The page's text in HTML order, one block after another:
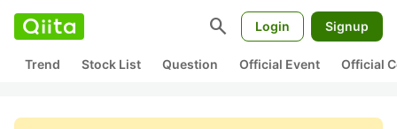
search Login Signup
Trend Stock List Question Official Event Official